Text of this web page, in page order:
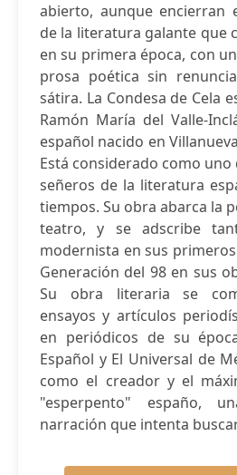
abierto, aunque encierran
de la literatura galante que
en su primera época, con
prosa poética sin
sátira. La Condesa de Cela
Ramón María del Valle-
español nacido en
Está considerado como
señeros de la literatura
tiempos. Su obra abarca la
teatro, y se adscribe
modernista en sus
Generación del 98 en sus
Su obra literaria se
ensayos y artículos
en periódicos de su
Español y El Universal de
como el creador y el
"esperpento" españo,
narración que intenta